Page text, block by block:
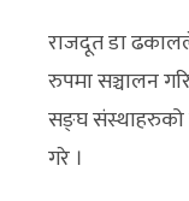
राजदूत डा
रुपमा सञ्चालन
सङ्घ संस्थाहरुको
गरे ।